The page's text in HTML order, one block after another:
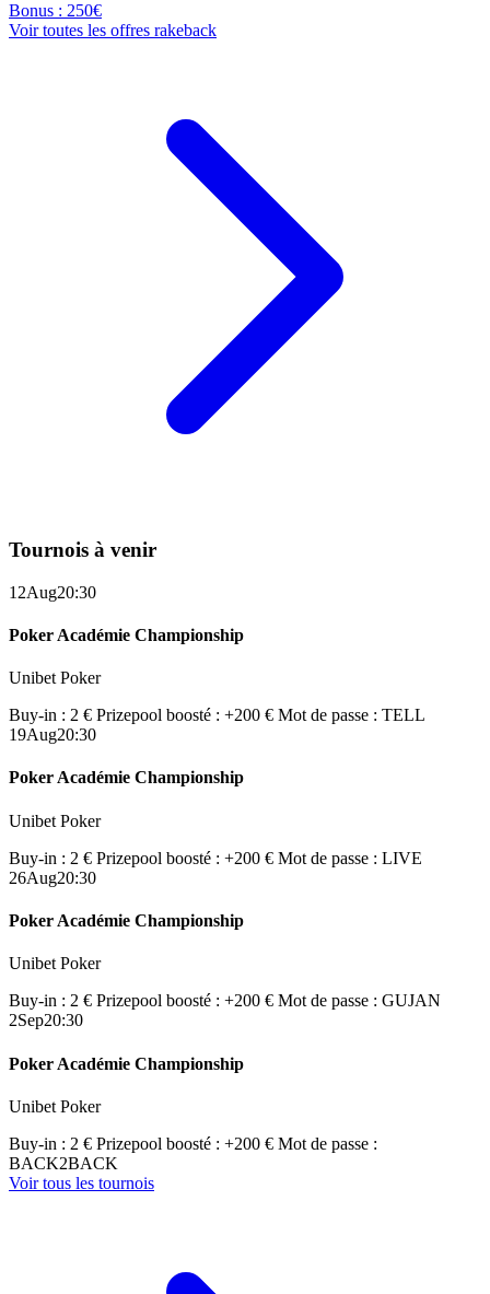
Bonus : 250€
Voir toutes les offres rakeback
Tournois à venir
12Aug20:30
Poker Académie Championship
Unibet Poker
Buy-in : 2 € Prizepool boosté : +200 € Mot de passe : TELL
19Aug20:30
Poker Académie Championship
Unibet Poker
Buy-in : 2 € Prizepool boosté : +200 € Mot de passe : LIVE
26Aug20:30
Poker Académie Championship
Unibet Poker
Buy-in : 2 € Prizepool boosté : +200 € Mot de passe : GUJAN
2Sep20:30
Poker Académie Championship
Unibet Poker
Buy-in : 2 € Prizepool boosté : +200 € Mot de passe :
BACK2BACK
Voir tous les tournois